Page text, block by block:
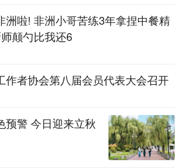
洲啦! 非洲小哥苦练3年拿捏中餐精
颠勺比我还6
作者协会第八届会员代表大会召开
预警 今日迎来立秋